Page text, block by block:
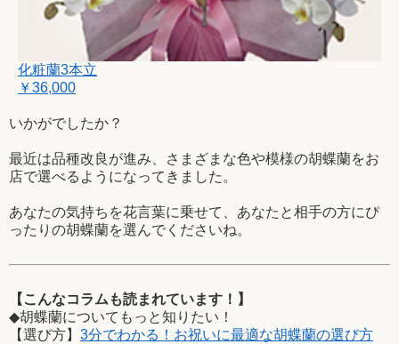
化粧蘭3本立
￥36,000
いかがでしたか？
最近は品種改良が進み、さまざまな色や模様の胡蝶蘭をお
店で選べるようになってきました。
あなたの気持ちを花言葉に乗せて、あなたと相手の方にぴ
ったりの胡蝶蘭を選んでくださいね。
【こんなコラムも読まれています！】
◆胡蝶蘭についてもっと知りたい！
【選び方】 3分でわかる！お祝いに最適な胡蝶蘭の選び方